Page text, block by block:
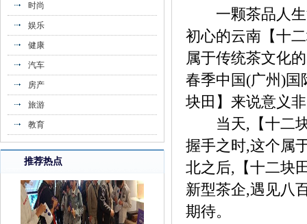
时尚
娱乐
健康
汽车
房产
旅游
教育
推荐热点
《致敬改革开放，易才“使命”永不止步》
一颗茶品人生
初心的云南【十
属于传统茶文化
春季中国(广州)国
块田】来说意义
当天,【十二块
握手之时,这个属
北之后,【十二块
新型茶企,遇见八
期待。